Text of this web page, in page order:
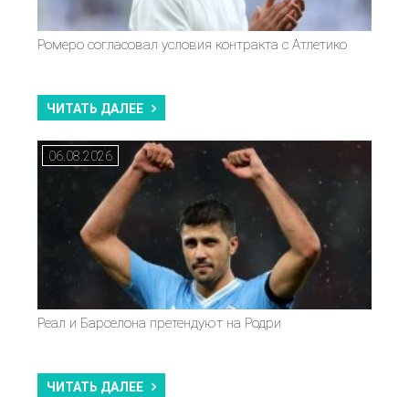
Ромеро согласовал условия контракта с Атлетико
ЧИТАТЬ ДАЛЕЕ
06.08.2026
Реал и Барселона претендуют на Родри
ЧИТАТЬ ДАЛЕЕ